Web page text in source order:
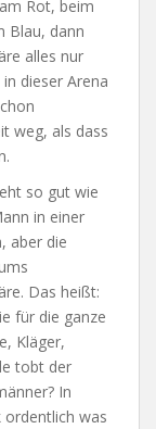
Rot, beim
Blau, dann
alles nur
dieser Arena
weg, als dass
so gut wie
in einer
aber die
Das heißt:
für die ganze
Kläger,
tobt der
In
ordentlich was